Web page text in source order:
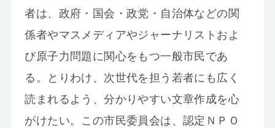
者は、政府・国会・政党・自治体などの関
係者やマスメディアやジャーナリストおよ
び原子力問題に関心をもつ一般市民であ
る。とりわけ、次世代を担う若者にも広く
読まれるよう、分かりやすい文章作成を心
がけたい。この市民委員会は、認定ＮＰＯ